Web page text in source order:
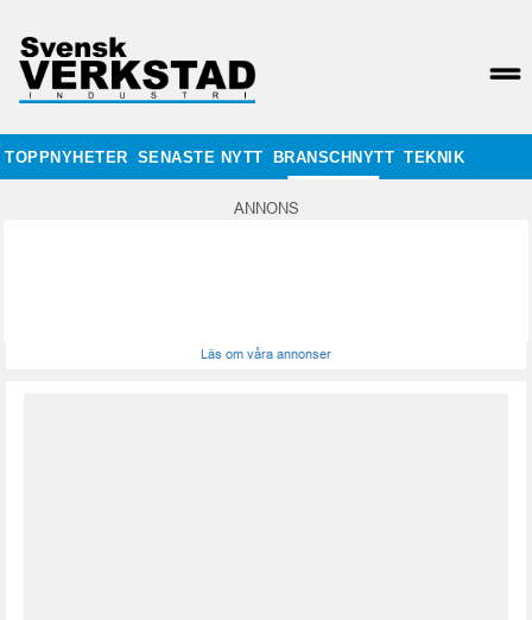
TOPPNYHETER SENASTE NYTT BRANSCHNYTT TEKNIK
ANNONS
Läs om våra annonser